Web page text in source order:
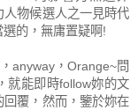
物候選人之一見時代
的，無庸置疑啊!
anyway，Orange~問
就能即時follow妳的文
覆，然而，鑒於妳在